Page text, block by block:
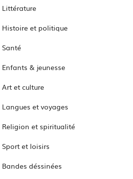
Littérature
Histoire et politique
Santé
Enfants & jeunesse
Art et culture
Langues et voyages
Religion et spiritualité
Sport et loisirs
Bandes déssinées